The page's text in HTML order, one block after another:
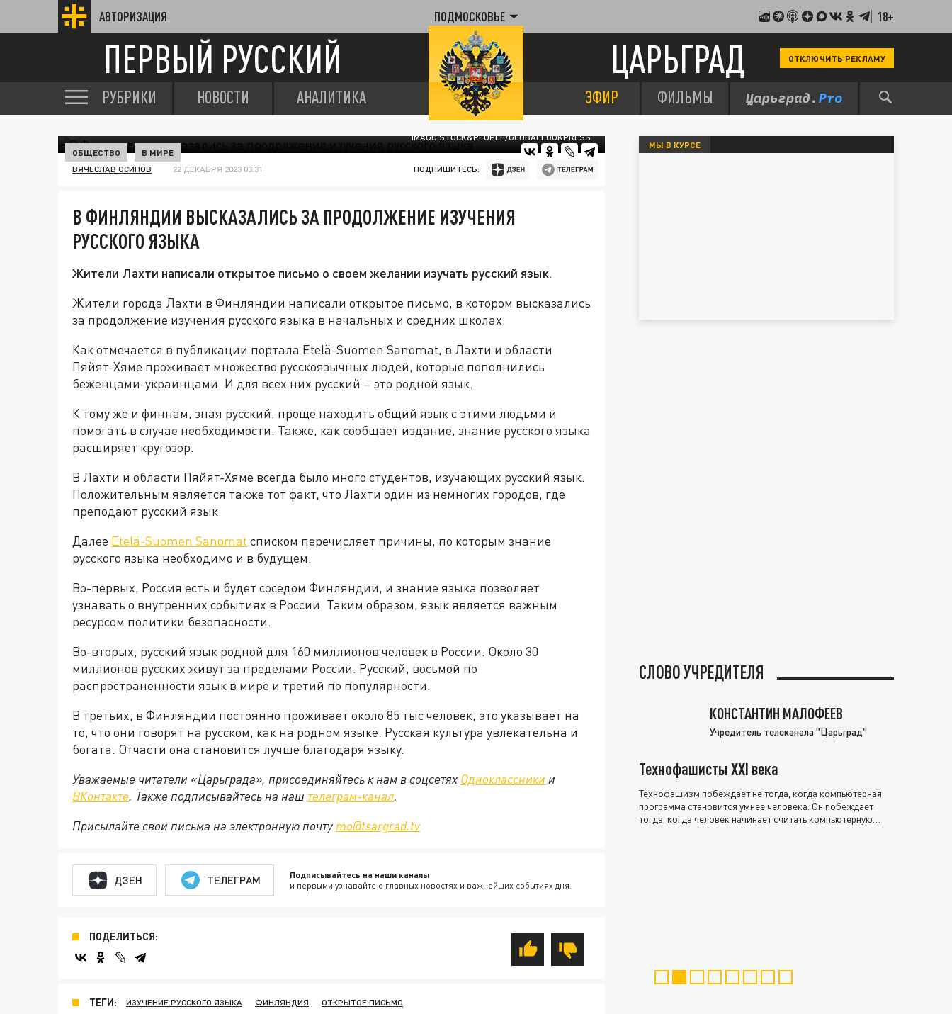
АВТОРИЗАЦИЯ ПОДМОСКОВЬЕ 18+
ПЕРВЫЙ РУССКИЙ ЦАРЬГРАД ОТКЛЮЧИТЬ РЕКЛАМУ
РУБРИКИ НОВОСТИ АНАЛИТИКА ЭФИР ФИЛЬМЫ
IMAGO STOCK&PEOPLE/GLOBALLOOKPRESS
ОБЩЕСТВО В МИРЕ
ВЯЧЕСЛАВ ОСИПОВ 22 ДЕКАБРЯ 2023 03:31 ПОДПИШИТЕСЬ:
В ФИНЛЯНДИИ ВЫСКАЗАЛИСЬ ЗА ПРОДОЛЖЕНИЕ ИЗУЧЕНИЯ
РУССКОГО ЯЗЫКА
Жители Лахти написали открытое письмо о своем желании изучать русский язык.
Жители города Лахти в Финляндии написали открытое письмо, в котором высказались
за продолжение изучения русского языка в начальных и средних школах.
Как отмечается в публикации портала Etelä-Suomen Sanomat, в Лахти и области
Пяйят-Хяме проживает множество русскоязычных людей, которые пополнились
беженцами-украинцами. И для всех них русский – это родной язык.
К тому же и финнам, зная русский, проще находить общий язык с этими людьми и
помогать в случае необходимости. Также, как сообщает издание, знание русского языка
расширяет кругозор.
В Лахти и области Пяйят-Хяме всегда было много студентов, изучающих русский язык.
Положительным является также тот факт, что Лахти один из немногих городов, где
преподают русский язык.
Далее Etelä-Suomen Sanomat списком перечисляет причины, по которым знание
русского языка необходимо и в будущем.
Во-первых, Россия есть и будет соседом Финляндии, и знание языка позволяет
узнавать о внутренних событиях в России. Таким образом, язык является важным
ресурсом политики безопасности.
Во-вторых, русский язык родной для 160 миллионов человек в России. Около 30
миллионов русских живут за пределами России. Русский, восьмой по
распространенности язык в мире и третий по популярности.
В третьих, в Финляндии постоянно проживает около 85 тыс человек, это указывает на
то, что они говорят на русском, как на родном языке. Русская культура увлекательна и
богата. Отчасти она становится лучше благодаря языку.
Уважаемые читатели «Царьграда», присоединяйтесь к нам в соцсетях Одноклассники и
ВКонтакте. Также подписывайтесь на наш телеграм-канал.
Присылайте свои письма на электронную почту mo@tsargrad.tv
ДЗЕН ТЕЛЕГРАМ Подписывайтесь на наши каналы
и первыми узнавайте о главных новостях и важнейших событиях дня.
ПОДЕЛИТЬСЯ:
ТЕГИ: ИЗУЧЕНИЕ РУССКОГО ЯЗЫКА ФИНЛЯНДИЯ ОТКРЫТОЕ ПИСЬМО
МЫ В КУРСЕ
СЛОВО УЧРЕДИТЕЛЯ
КОНСТАНТИН МАЛОФЕЕВ
Учредитель телеканала "Царьград"
Технофашисты XXI века
Технофашизм побеждает не тогда, когда компьютерная
программа становится умнее человека. Он побеждает
тогда, когда человек начинает считать компьютерную